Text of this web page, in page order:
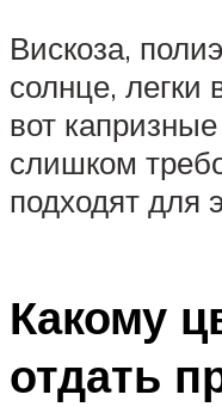
Вискоза,
солнце, легки
вот
слишком
подходят для
Какому
отдать